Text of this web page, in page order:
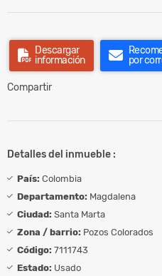
Descargar
información
por
Compartir
Detalles del inmueble :
País: Colombia
Departamento: Magdalena
Ciudad: Santa Marta
Zona / barrio: Pozos Colorados
Código: 7111743
Estado: Usado